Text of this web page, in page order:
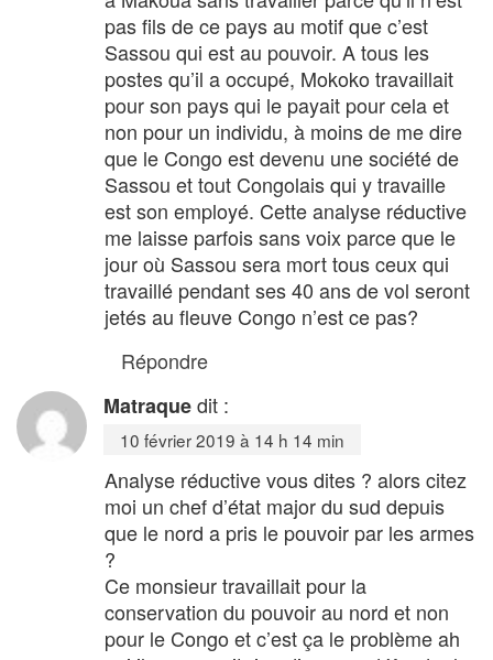
pas fils de ce pays au motif que c’est
Sassou qui est au pouvoir. A tous les
postes qu’il a occupé, Mokoko travaillait
pour son pays qui le payait pour cela et
non pour un individu, à moins de me dire
que le Congo est devenu une société de
Sassou et tout Congolais qui y travaille
est son employé. Cette analyse réductive
me laisse parfois sans voix parce que le
jour où Sassou sera mort tous ceux qui
travaillé pendant ses 40 ans de vol seront
jetés au fleuve Congo n’est ce pas?
Répondre
Matraquedit :
10 février 2019 à 14 h 14 min
Analyse réductive vous dites ? alors citez
moi un chef d’état major du sud depuis
que le nord a pris le pouvoir par les armes
?
Ce monsieur travaillait pour la
conservation du pouvoir au nord et non
pour le Congo et c’est ça le problème ah